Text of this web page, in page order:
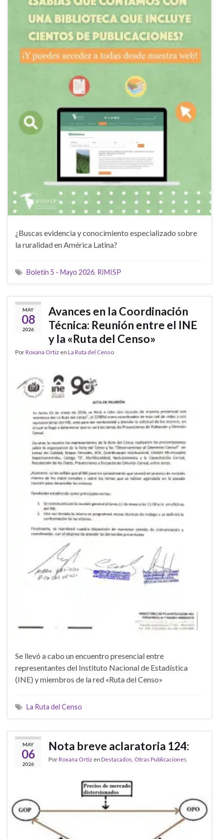
¿Buscas evidencia y conocimiento especializado sobre
la ruralidad en América Latina?
Boletín 5 - Mayo 2026, RIMISP
MAY
08
2026
Avances en la Coordinación
Técnica: Reunión entre el INE
y la «Ruta del Censo»
PorRoxana Ortiz en La Ruta del Censo
Se llevó a cabo un encuentro presencial entre
representantes del Instituto Nacional de Estadística
(INE) y miembros de la red «Ruta del Censo»
La Ruta del Censo
MAY
06
2026
Nota breve aclaratoria 124:
PorRoxana Ortiz en Destacados Otras Publicaciones